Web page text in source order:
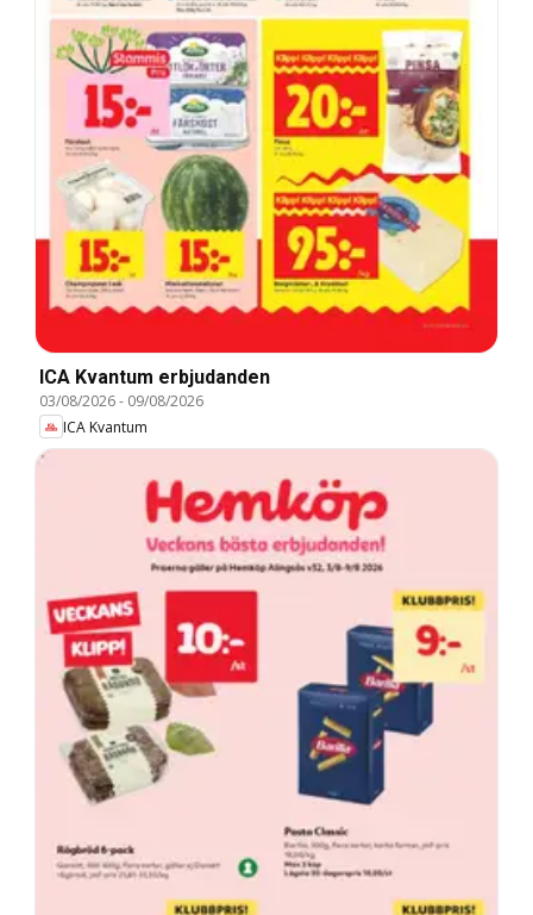
ICA Kvantum erbjudanden
03/08/2026- 09/08/2026
ICA Kvantum